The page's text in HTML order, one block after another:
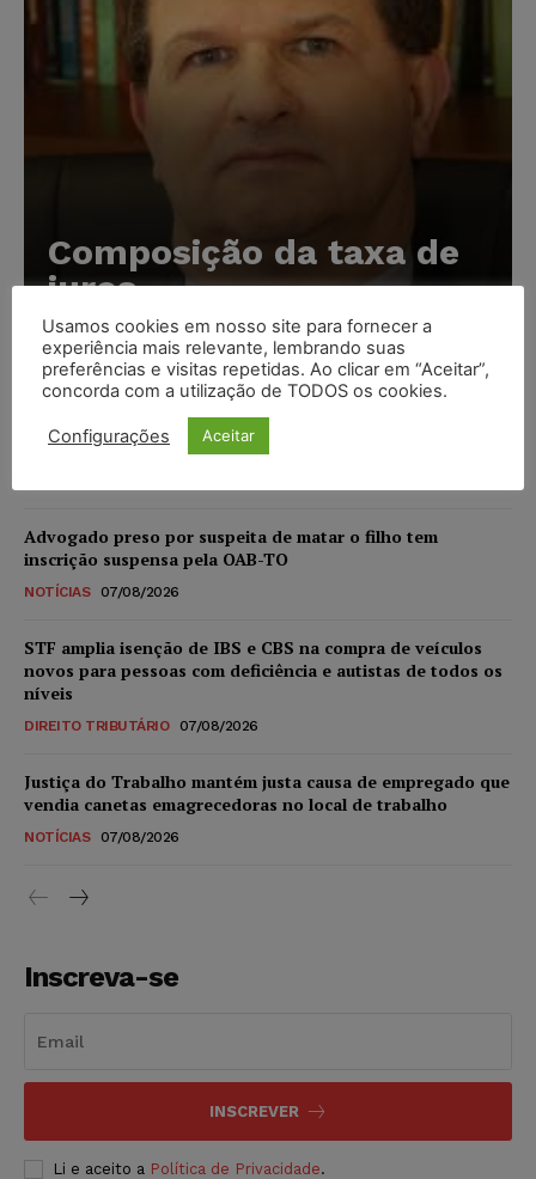
Composição da taxa de
juros
Carlos Henrique Abrão - 07/08/2026
Meta é alvo de denúncia após anúncios com conteúdo
sexual infantil gerado por IA circularem em suas
plataformas
Advogado preso por suspeita de matar o filho tem
inscrição suspensa pela OAB-TO
NOTÍCIAS 07/08/2026
STF amplia isenção de IBS e CBS na compra de veículos
novos para pessoas com deficiência e autistas de todos os
níveis
DIREITO TRIBUTÁRIO 07/08/2026
Justiça do Trabalho mantém justa causa de empregado que
vendia canetas emagrecedoras no local de trabalho
NOTÍCIAS 07/08/2026
Inscreva-se
INSCREVER
Li e aceito a Política de Privacidade.
Usamos cookies em nosso site para fornecer a
experiência mais relevante, lembrando suas
preferências e visitas repetidas. Ao clicar em “Aceitar”,
concorda com a utilização de TODOS os cookies.
Configurações Aceitar